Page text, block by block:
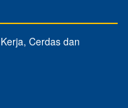
Cerdas dan